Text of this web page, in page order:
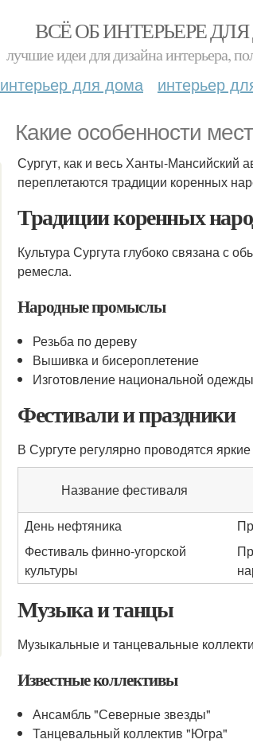
ВСЁ ОБ ИНТЕРЬЕРЕ
лучшие идеи для дизайна интерьера,
интерьер для дома интерьер
Какие особенности
Сургут, как и весь Ханты-Мансийский
переплетаются традиции коренных
Традиции коренных
Культура Сургута глубоко связана с
ремесла.
Народные промыслы
Резьба по дереву
Вышивка и бисероплетение
Изготовление национальной одежды
Фестивали и праздники
В Сургуте регулярно проводятся
Название фестиваля
День нефтяника
Фестиваль финно-угорской
культуры
Музыка и танцы
Музыкальные и танцевальные
Известные коллективы
Ансамбль "Северные звезды"
Танцевальный коллектив "Югра"